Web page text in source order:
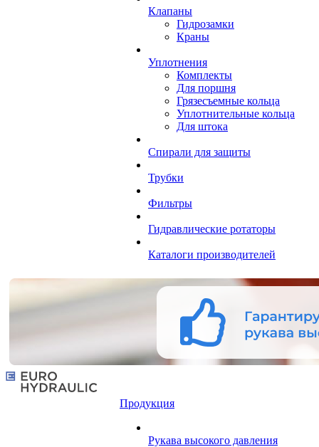
Клапаны
Гидрозамки
Краны
Уплотнения
Комплекты
Для поршня
Грязесъемные кольца
Уплотнительные кольца
Для штока
Спирали для защиты
Трубки
Фильтры
Гидравлические ротаторы
Каталоги производителей
Продукция
Рукава высокого давления